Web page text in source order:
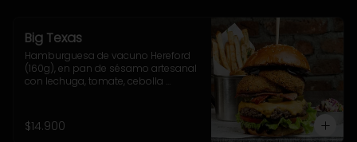
Big Texas
Hamburguesa de vacuno Hereford
(160g), en pan de sésamo artesanal
con lechuga, tomate, cebolla
elección.
$14.900